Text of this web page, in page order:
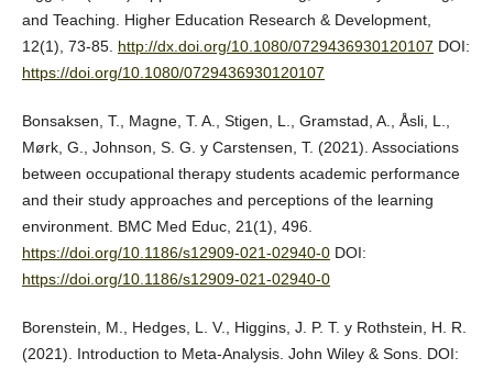
and Teaching. Higher Education Research & Development,
12(1), 73-85. http://dx.doi.org/10.1080/0729436930120107 DOI:
https://doi.org/10.1080/0729436930120107
Bonsaksen, T., Magne, T. A., Stigen, L., Gramstad, A., Åsli, L.,
Mørk, G., Johnson, S. G. y Carstensen, T. (2021). Associations
between occupational therapy students academic performance
and their study approaches and perceptions of the learning
environment. BMC Med Educ, 21(1), 496.
https://doi.org/10.1186/s12909-021-02940-0DOI:
https://doi.org/10.1186/s12909-021-02940-0
Borenstein, M., Hedges, L. V., Higgins, J. P. T. y Rothstein, H. R.
(2021). Introduction to Meta-Analysis. John Wiley & Sons. DOI: